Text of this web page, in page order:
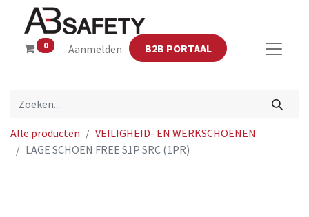
0 Aanmelden B2B PORTAAL
Alle producten
VEILIGHEID- EN WERKSCHOENEN
LAGE SCHOEN FREE S1P SRC (1PR)